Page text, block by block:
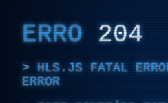
ERRO 204
HLS.JS FATAL
ERROR